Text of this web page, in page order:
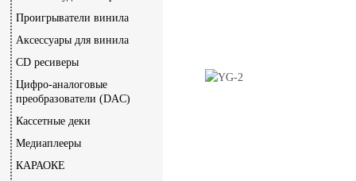
Проигрыватели винила
Аксессуары для винила
CD ресиверы
Цифро-аналоговые
преобразователи (DAC)
Кассетные деки
Медиаплееры
КАРАОКЕ